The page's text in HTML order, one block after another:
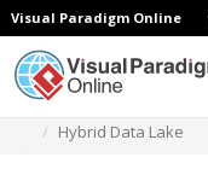
Visual Paradigm Online
Hybrid Data Lake